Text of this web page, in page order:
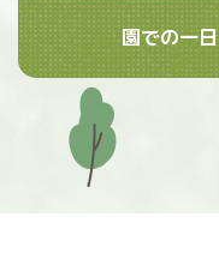
園での一日